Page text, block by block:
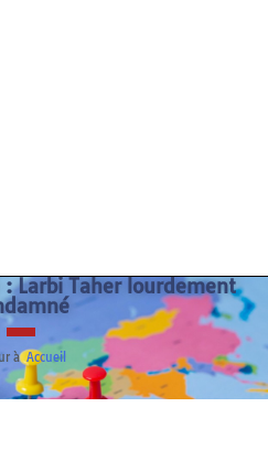
: Larbi Taher lourdement
àAccueil